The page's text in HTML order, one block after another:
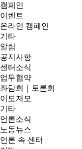
캠페인
이벤트
온라인 캠페인
기타
알림
공지사항
센터소식
업무협약
좌담회｜토론회
이모저모
기타
언론소식
노동뉴스
언론 속 센터